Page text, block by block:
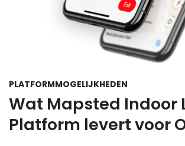
PLATFORMMOGELIJKHEDEN
Wat Mapsted Indoor
Platform levert voor